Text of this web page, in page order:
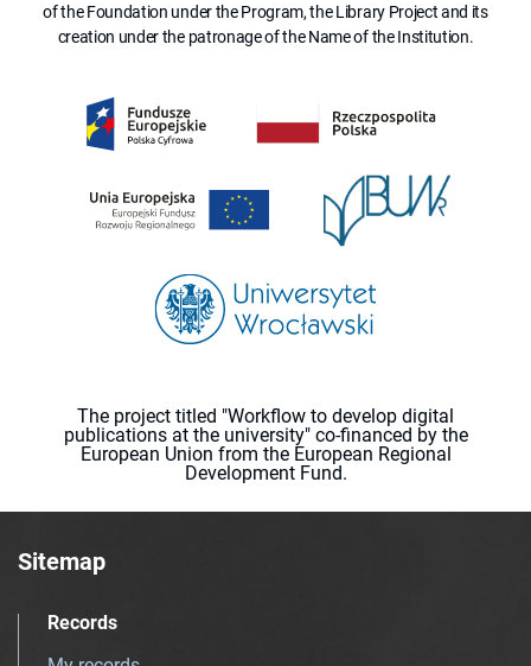
of the Foundation under the Program, the Library Project and its
creation under the patronage of the Name of the Institution.
The project titled "Workflow to develop digital
publications at the university" co-financed by the
European Union from the European Regional
Development Fund.
Sitemap
Records